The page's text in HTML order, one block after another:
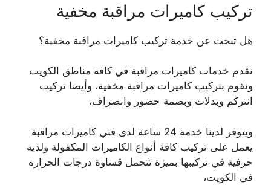
تركيب كاميرات مراقبة مخفية
هل تبحث عن خدمة تركيب كاميرات مراقبة مخفية؟
نقدم خدمات كاميرات مراقبة في كافة مناطق الكويت
ونقوم بتركيب كاميرات مراقبة مخفية، وأيضا تركيب
انتركم وبدلات وبصمة حضور وانصراف،
ويتوفر لدينا خدمة 24 ساعة لدى فني كاميرات مراقبة
يعمل على تركيب كافة أنواع الكاميرات المكفولة ولديه
حرفية في تركيبها بميزة تتحمل قساوة درجات الحرارة
في الكويت،